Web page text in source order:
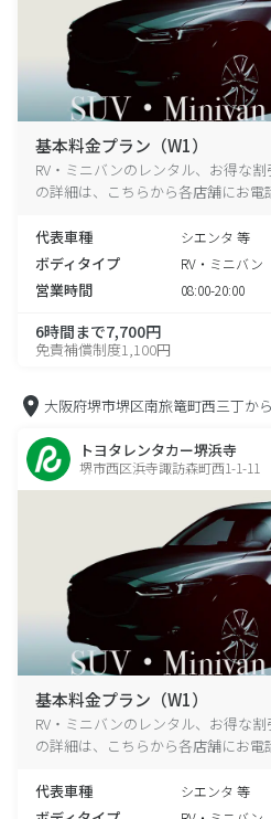
基本料金プラン（W1）
RV・ミニバンのレンタル、お得な
の詳細は、こちらから各店舗にお電
代表車種 シエンタ 等
ボディタイプ RV・ミニバン
営業時間 08:00-20:00
6時間まで7,700円
免責補償制度1,100円
大阪府堺市堺区南旅篭町西三丁から
トヨタレンタカー堺浜寺
堺市西区浜寺諏訪森町西1-1-11
基本料金プラン（W1）
RV・ミニバンのレンタル、お得な
の詳細は、こちらから各店舗にお電
代表車種 シエンタ 等